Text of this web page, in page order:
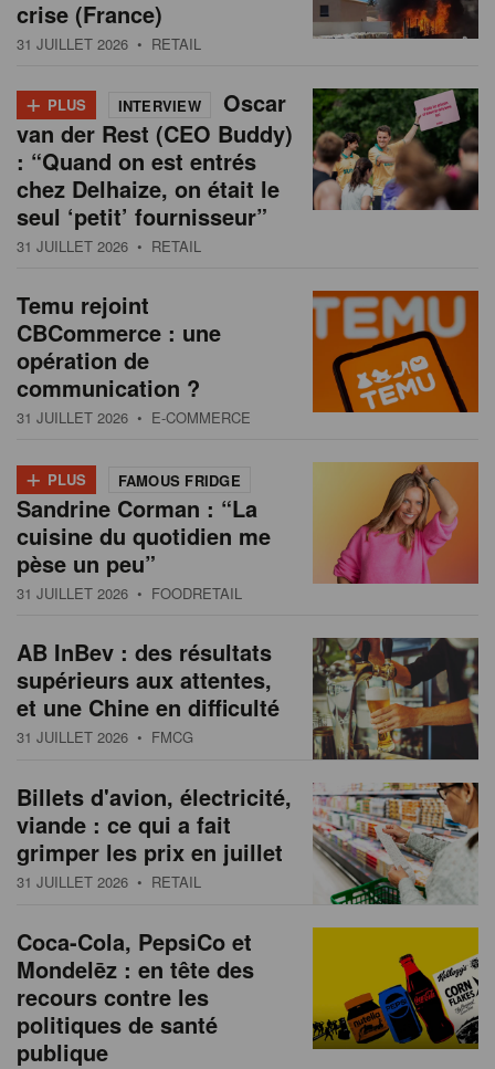
crise (France)
31 JUILLET 2026 • RETAIL
+ PLUS INTERVIEW
Oscar
van der Rest (CEO Buddy)
: “Quand on est entrés
chez Delhaize, on était le
seul ‘petit’ fournisseur”
31 JUILLET 2026 • RETAIL
Temu rejoint
CBCommerce : une
opération de
communication ?
31 JUILLET 2026 • E-COMMERCE
+ PLUS FAMOUS FRIDGE
Sandrine Corman : “La
cuisine du quotidien me
pèse un peu”
31 JUILLET 2026 • FOODRETAIL
AB InBev : des résultats
supérieurs aux attentes,
et une Chine en difficulté
31 JUILLET 2026 • FMCG
Billets d'avion, électricité,
viande : ce qui a fait
grimper les prix en juillet
31 JUILLET 2026 • RETAIL
Coca-Cola, PepsiCo et
Mondelēz : en tête des
recours contre les
politiques de santé
publique